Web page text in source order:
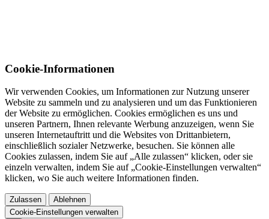
Cookie-Informationen
Wir verwenden Cookies, um Informationen zur Nutzung unserer
Website zu sammeln und zu analysieren und um das Funktionieren
der Website zu ermöglichen. Cookies ermöglichen es uns und
unseren Partnern, Ihnen relevante Werbung anzuzeigen, wenn Sie
unseren Internetauftritt und die Websites von Drittanbietern,
einschließlich sozialer Netzwerke, besuchen. Sie können alle
Cookies zulassen, indem Sie auf „Alle zulassen“ klicken, oder sie
einzeln verwalten, indem Sie auf „Cookie-Einstellungen verwalten“
klicken, wo Sie auch weitere Informationen finden.
Zulassen
Ablehnen
Cookie-Einstellungen verwalten